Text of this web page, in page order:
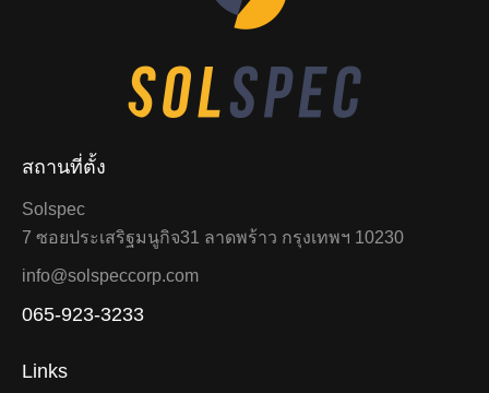
สถานที่ตั้ง
Solspec
7 ซอยประเสริฐมนูกิจ31 ลาดพร้าว กรุงเทพฯ 10230
info@solspeccorp.com
065-923-3233
Links